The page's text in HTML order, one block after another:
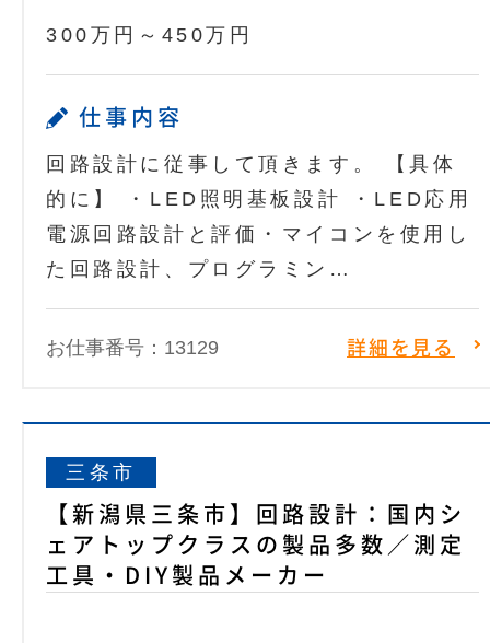
300万円～450万円
仕事内容
回路設計に従事して頂きます。 【具体
的に】 ・LED照明基板設計 ・LED応用
電源回路設計と評価・マイコンを使用し
た回路設計、プログラミン…
お仕事番号：13129 詳細を見る
三条市
【新潟県三条市】回路設計：国内シ
ェアトップクラスの製品多数／測定
工具・DIY製品メーカー